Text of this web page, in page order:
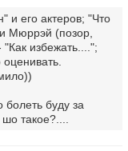
и его актеров; "Что
Мюррэй (позор,
избежать....";
буду за
такое?....